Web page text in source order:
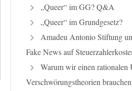
„Queer“ im GG? Q&A
„Queer“ im Grundgesetz?
Amadeu Antonio Stiftung
Fake News auf
Warum wir einen rationalen
Verschwörungstheorien brauchen